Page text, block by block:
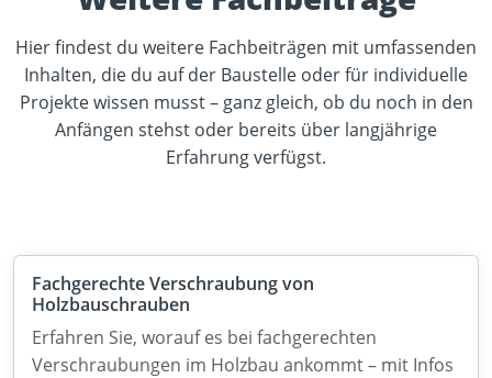
Hier findest du weitere Fachbeiträgen mit umfassenden
Inhalten, die du auf der Baustelle oder für individuelle
Projekte wissen musst – ganz gleich, ob du noch in den
Anfängen stehst oder bereits über langjährige
Erfahrung verfügst.
Fachgerechte Verschraubung von
Holzbauschrauben
Erfahren Sie, worauf es bei fachgerechten
Verschraubungen im Holzbau ankommt – mit Infos